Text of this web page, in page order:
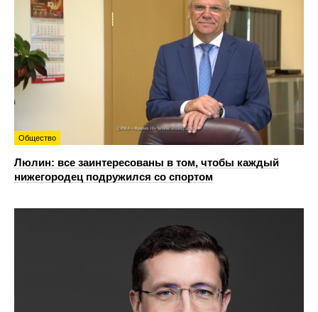
Общество
Люлин: все заинтересованы в том, чтобы каждый
нижегородец подружился со спортом